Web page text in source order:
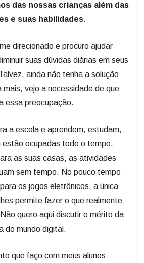
das nossas crianças além das
e suas habilidades.
direcionado e procuro ajudar
suas dúvidas diárias em seus
ainda não tenha a solução
mais, vejo a necessidade de que
essa preocupação.
a escola e aprendem, estudam,
estão ocupadas todo o tempo,
as suas casas, as atividades
sem tempo. No pouco tempo
os jogos eletrônicos, a única
permite fazer o que realmente
quero aqui discutir o mérito da
do mundo digital.
que faço com meus alunos